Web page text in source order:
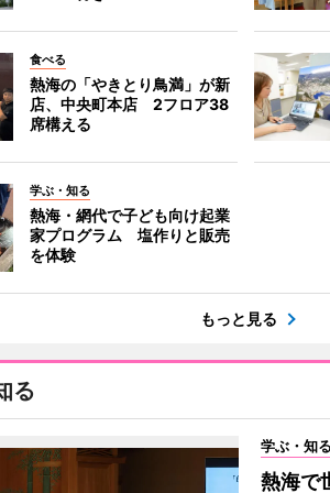
食べる
熱海の「やきとり鳥満」が新
店、中央町本店 2フロア38
席構える
学ぶ・知る
熱海・網代で子ども向け起業
家プログラム 塩作りと販売
を体験
もっと見る
る
学ぶ・知る
熱海で